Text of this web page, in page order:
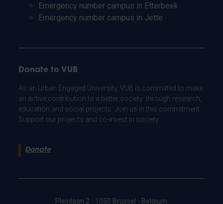
Emergency number campus in Etterbeek
Emergency number campus in Jette
Donate to VUB
As an Urban Engaged University, VUB is committed to make
an active contribution to a better society: through research,
education and social projects. Join us in this commitment.
Support our projects and co-invest in society.
Donate
Pleinlaan 2 - 1050 Brussel - Belgium